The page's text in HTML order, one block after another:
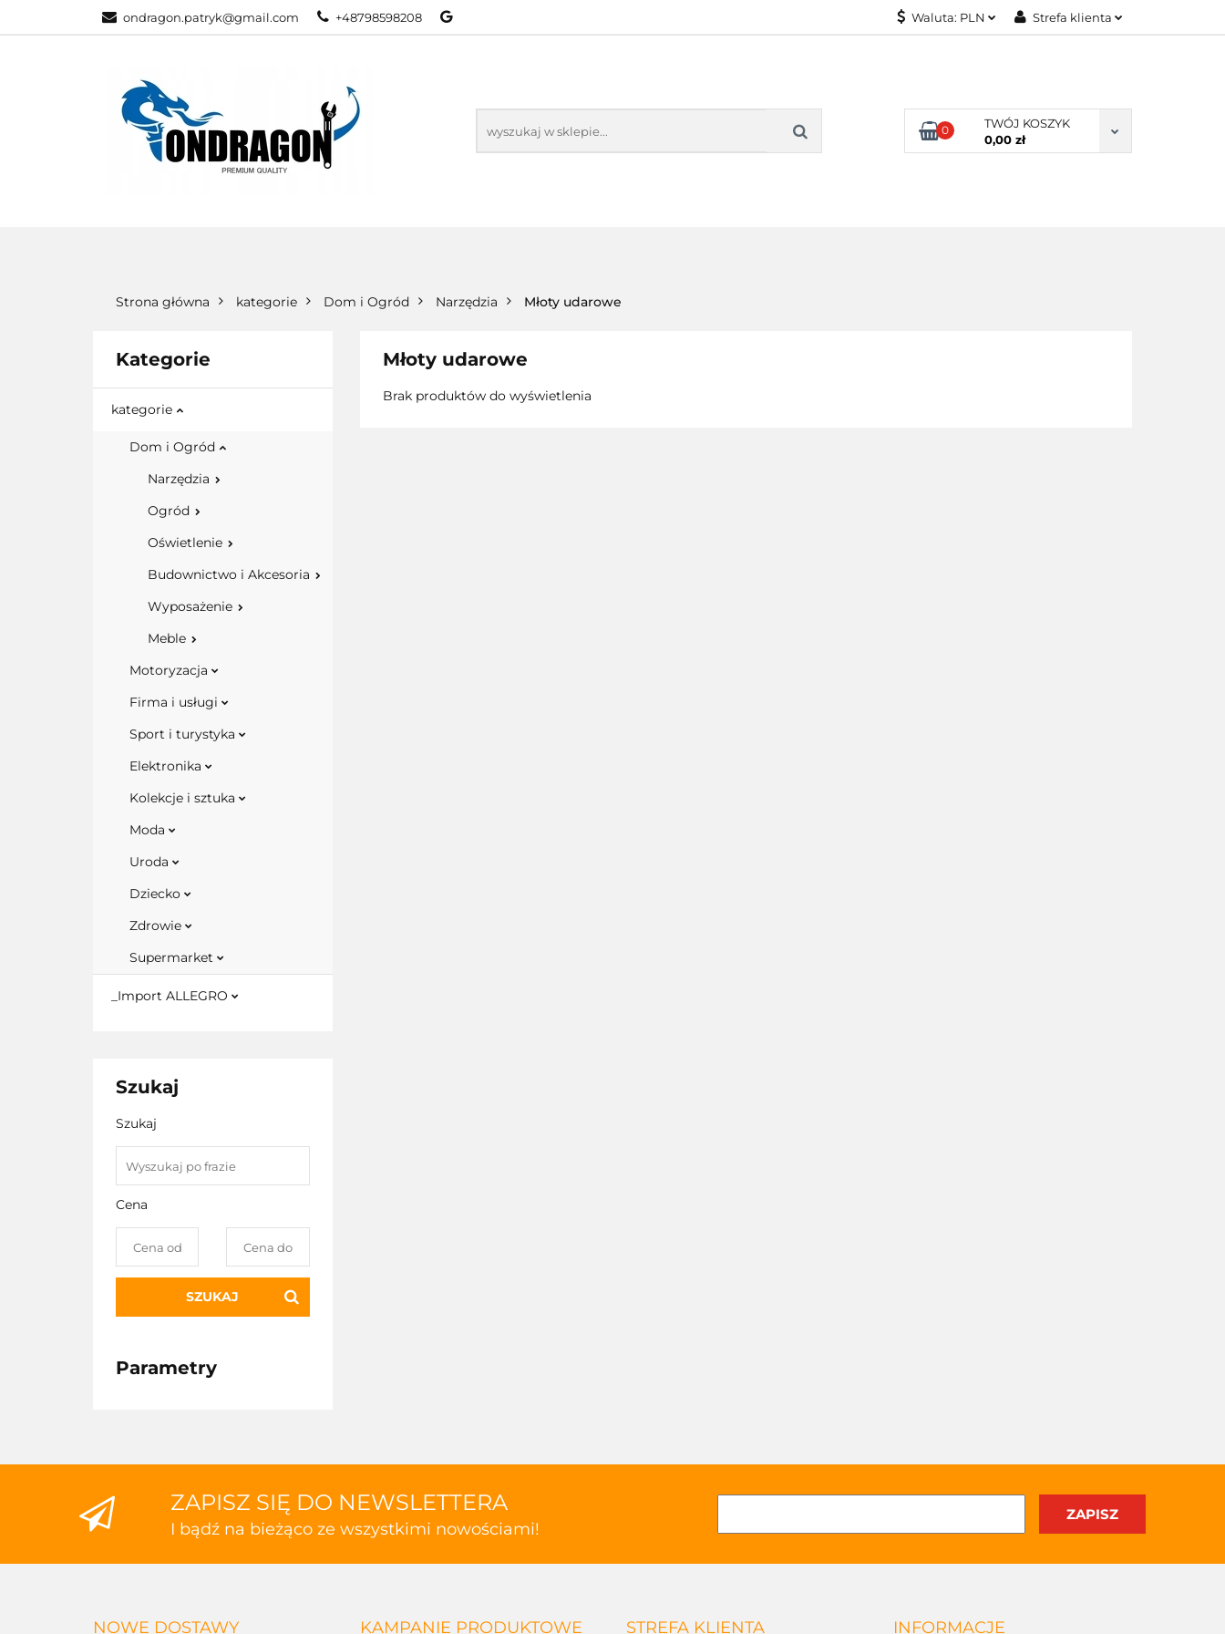
ondragon.patryk@gmail.com +48798598208 Waluta: PLN Strefa klienta
Dodaj zgłoszenie
Zgody cookies
0
TWÓJ KOSZYK
0,00 zł
KATEGORIE NOWOŚCI KONTAKT
Strona główna kategorie Dom i Ogród Narzędzia Młoty udarowe
Kategorie
kategorie
Dom i Ogród
Narzędzia
Ogród
Oświetlenie
Budownictwo i Akcesoria
Wyposażenie
Meble
Motoryzacja
Firma i usługi
Sport i turystyka
Elektronika
Kolekcje i sztuka
Moda
Uroda
Dziecko
Zdrowie
Supermarket
_Import ALLEGRO
Szukaj
Szukaj
Cena
SZUKAJ
Parametry
Młoty udarowe
Brak produktów do wyświetlenia
ZAPISZ SIĘ DO NEWSLETTERA
I bądź na bieżąco ze wszystkimi nowościami!
NOWE DOSTAWY KAMPANIE PRODUKTOWE STREFA KLIENTA INFORMACJE